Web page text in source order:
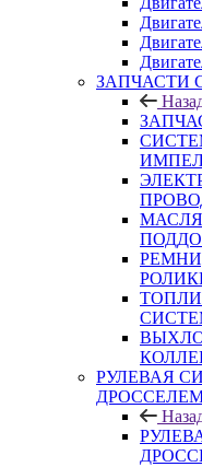
ЗАПЧАСТИ
РУЛЕВАЯ